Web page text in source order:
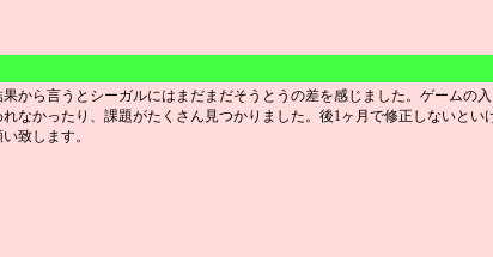
から言うとシーガルにはまだまだそうとうの差を感じました。ゲームの
なかったり、課題がたくさん見つかりました。後1ヶ月で修正しないと
致します。